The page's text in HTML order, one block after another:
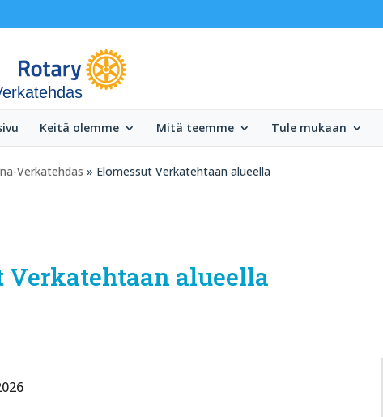
Keitä olemme Mitä teemme Tule mukaan
Verkatehdas » Elomessut Verkatehtaan alueella
Verkatehtaan alueella